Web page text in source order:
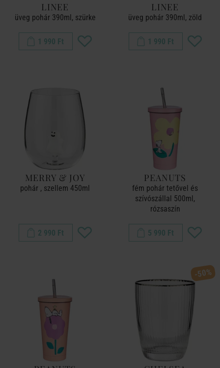
LINEE
üveg pohár 390ml, szürke
1 990 Ft
LINEE
üveg pohár 390ml, zöld
1 990 Ft
MERRY & JOY
pohár , szellem 450ml
2 990 Ft
PEANUTS
fém pohár tetővel és
szívószállal 500ml,
rózsaszín
5 990 Ft
-50%